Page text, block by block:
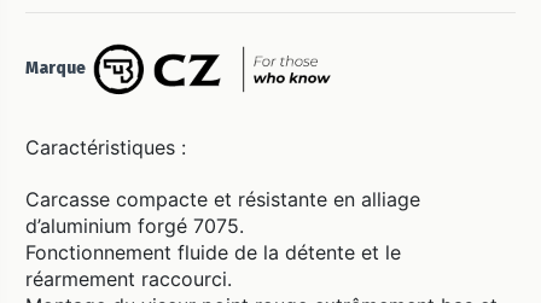
Marque
Caractéristiques :
Carcasse compacte et résistante en alliage
d’aluminium forgé 7075.
Fonctionnement fluide de la détente et le
réarmement raccourci.